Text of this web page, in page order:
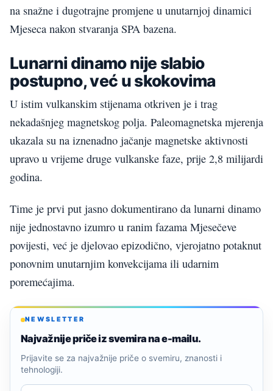
na snažne i dugotrajne promjene u unutarnjoj dinamici
Mjeseca nakon stvaranja SPA bazena.
Lunarni dinamo nije slabio
postupno, već u skokovima
U istim vulkanskim stijenama otkriven je i trag
nekadašnjeg magnetskog polja. Paleomagnetska mjerenja
ukazala su na iznenadno jačanje magnetske aktivnosti
upravo u vrijeme druge vulkanske faze, prije 2,8 milijardi
godina.
Time je prvi put jasno dokumentirano da lunarni dinamo
nije jednostavno izumro u ranim fazama Mjesečeve
povijesti, već je djelovao epizodično, vjerojatno potaknut
ponovnim unutarnjim konvekcijama ili udarnim
poremećajima.
NEWSLETTER
Najvažnije priče iz svemira na e-mailu.
Prijavite se za najvažnije priče o svemiru, znanosti i
tehnologiji.